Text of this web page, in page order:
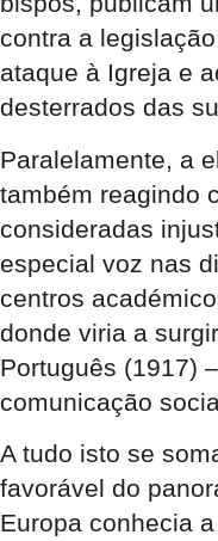
contra a
ataque à Igreja e
desterrados das
Paralelamente, a
também reagindo
consideradas
especial voz nas
centros
donde viria a
Português (1917)
comunicação
A tudo isto se
favorável do
Europa conhecia